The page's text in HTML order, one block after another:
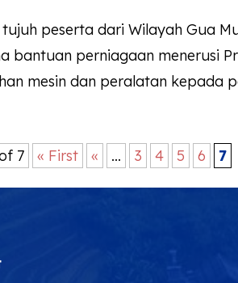
peserta dari Wilayah Gua
bantuan perniagaan menerusi
mesin dan peralatan kepada
7 « First « ... 3 4 5 6 7